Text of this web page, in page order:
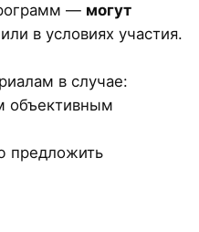
— могут
в условиях участия.
в случае:
объективным
предложить